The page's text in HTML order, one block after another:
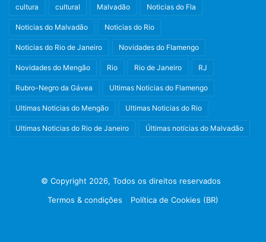
cultura cultural Malvadão Noticias do Fla
Noticias do Malvadão Noticias do Rio
Noticias do Rio de Janeiro Novidades do Flamengo
Novidades do Mengão Rio Rio de Janeiro RJ
Rubro-Negro da Gávea Ultimas Noticias do Flamengo
Ultimas Noticias do Mengão Ultimas Noticias do Rio
Ultimas Noticias do Rio de Janeiro Últimas notícias do Malvadão
© Copyright 2026, Todos os direitos reservados
Termos & condições
Política de Cookies (BR)